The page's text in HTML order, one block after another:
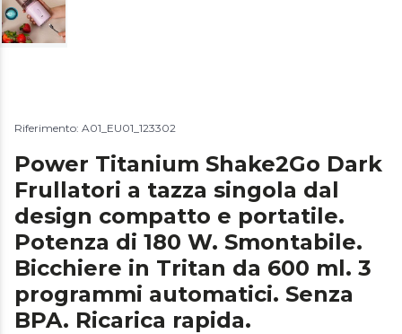
Riferimento: A01_EU01_123302
Power Titanium Shake2Go Dark
Frullatori a tazza singola dal
design compatto e portatile.
Potenza di 180 W. Smontabile.
Bicchiere in Tritan da 600 ml. 3
programmi automatici. Senza
BPA. Ricarica rapida.